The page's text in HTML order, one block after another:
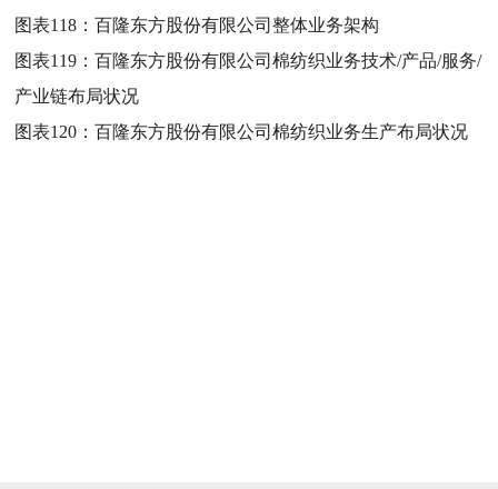
图表118：百隆东方股份有限公司整体业务架构
图表119：百隆东方股份有限公司棉纺织业务技术/产品/服务/
产业链布局状况
图表120：百隆东方股份有限公司棉纺织业务生产布局状况